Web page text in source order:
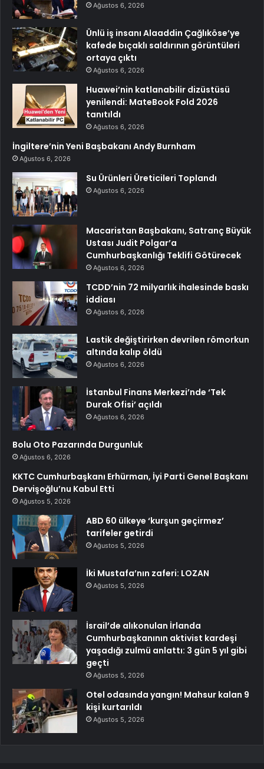
Ağustos 6, 2026
Ünlü iş insanı Alaaddin Çağlıköse’ye
kafede bıçaklı saldırının görüntüleri
ortaya çıktı
Ağustos 6, 2026
Huawei’nin katlanabilir dizüstüsü
yenilendi: MateBook Fold 2026
tanıtıldı
Ağustos 6, 2026
İngiltere’nin Yeni Başbakanı Andy Burnham
Ağustos 6, 2026
Su Ürünleri Üreticileri Toplandı
Ağustos 6, 2026
Macaristan Başbakanı, Satranç Büyük
Ustası Judit Polgar’a
Cumhurbaşkanlığı Teklifi Götürecek
Ağustos 6, 2026
TCDD’nin 72 milyarlık ihalesinde baskı
iddiası
Ağustos 6, 2026
Lastik değiştirirken devrilen römorkun
altında kalıp öldü
Ağustos 6, 2026
İstanbul Finans Merkezi’nde ‘Tek
Durak Ofisi’ açıldı
Ağustos 6, 2026
Bolu Oto Pazarında Durgunluk
Ağustos 6, 2026
KKTC Cumhurbaşkanı Erhürman, İyi Parti Genel Başkanı
Dervişoğlu’nu Kabul Etti
Ağustos 5, 2026
ABD 60 ülkeye ‘kurşun geçirmez’
tarifeler getirdi
Ağustos 5, 2026
İki Mustafa’nın zaferi: LOZAN
Ağustos 5, 2026
İsrail’de alıkonulan İrlanda
Cumhurbaşkanının aktivist kardeşi
yaşadığı zulmü anlattı: 3 gün 5 yıl gibi
geçti
Ağustos 5, 2026
Otel odasında yangın! Mahsur kalan 9
kişi kurtarıldı
Ağustos 5, 2026